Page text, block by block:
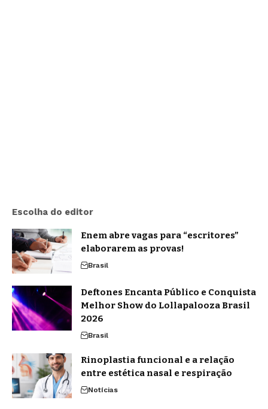
Escolha do editor
Enem abre vagas para “escritores”
elaborarem as provas!
Brasil
Deftones Encanta Público e Conquista
Melhor Show do Lollapalooza Brasil
2026
Brasil
Rinoplastia funcional e a relação
entre estética nasal e respiração
Notícias